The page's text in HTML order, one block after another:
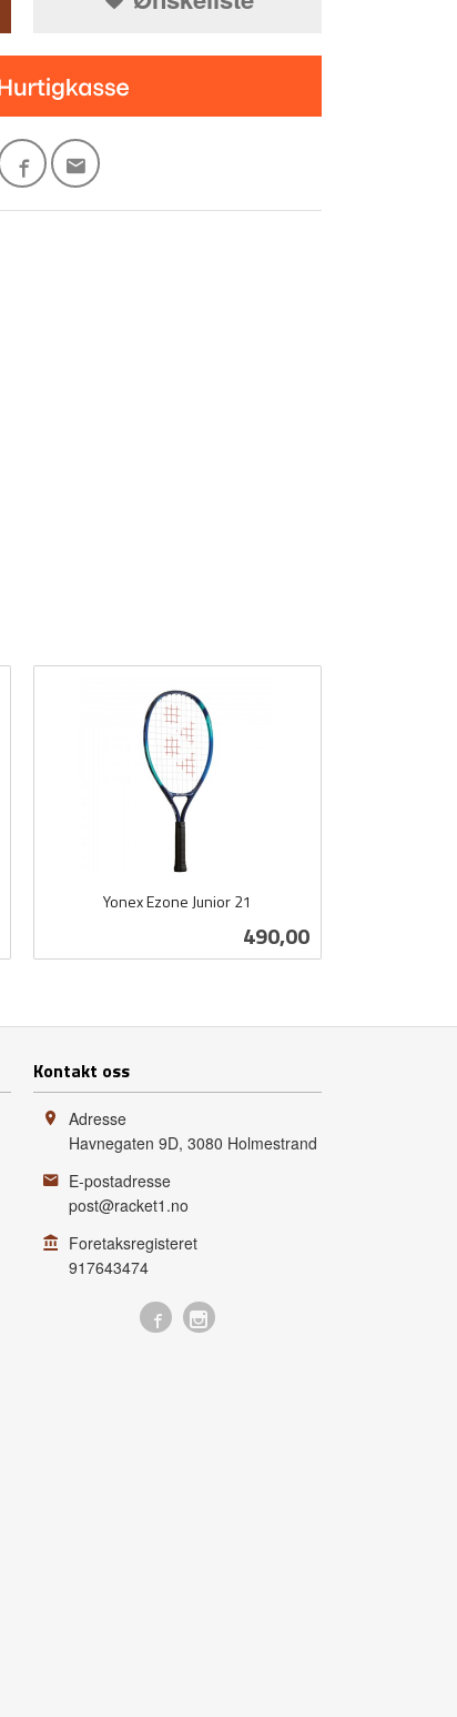
Yonex Ezone Junior 21
Pris
490,00
Kontakt oss
Adresse
Havnegaten 9D, 3080 Holmestrand
E-postadresse
post@racket1.no
Foretaksregisteret
917643474